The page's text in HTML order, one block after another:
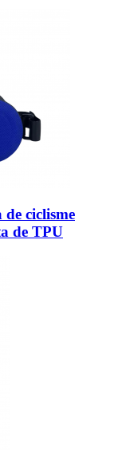
de ciclisme
de TPU